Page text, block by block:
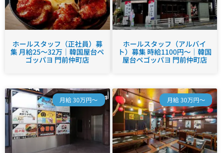
ホールスタッフ（正社員）募
集 月給25～32万｜韓国屋台ペ
ゴッパヨ 門前仲町店
ホールスタッフ（アルバイ
ト）募集 時給1100円～｜韓国
屋台ペゴッパヨ 門前仲町店
月給 30万円～ 月給 30万円～